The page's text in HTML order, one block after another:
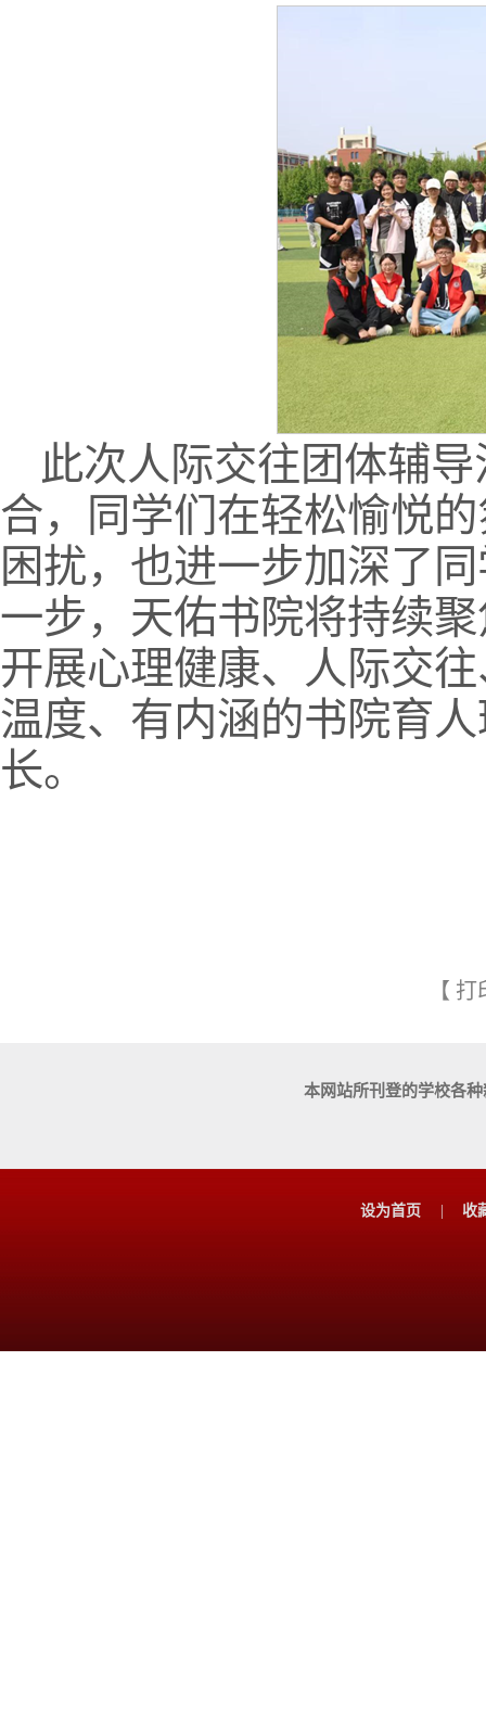
此次人际交往团体辅
合，同学们在轻松愉悦
困扰，也进一步加深了
一步，天佑书院将持续
开展心理健康、人际交
温度、有内涵的书院育
长。
【 打
本网站所刊登的学校各
设为首页 收